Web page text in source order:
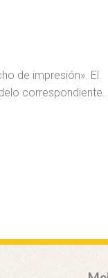
de impresión». El
correspondiente.